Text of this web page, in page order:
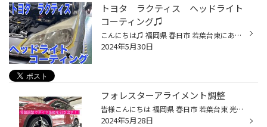
トヨタ ラクティス ヘッドライト
コーティング♫
こんにちは♫ 福岡県 春日市 若葉台東にあります、タイヤ館春日店の牧口です！ 今日は、トヨタ ラクティスの、ヘッドライトコーティングをしました！ こちらが施工前です！ 磨き、コーティング材を塗ったりしますので、ヘッドライト周りをマスキングします！ 専用のクリーナーを使用してライトの黄ば...
2024年5月30日
フォレスターアライメント調整
皆様こんにちは 福岡県 春日市 若葉台東 光町交差点近くの タイヤ館春日です。 いつもタイヤ館春日のWEBサイトをご覧頂き誠に有難う御座います！ 今回ご紹介はコチラ 上記の画像の様に、各車輪にセンサーを付け車輪の角度を測り車種別の基準値に照らし合わせ適切な角度に車側の調整機構を使い調整し...
2024年5月28日